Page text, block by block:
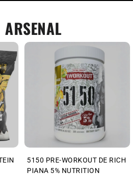
5150 PRE-WORKOUT DE RICH
PIANA 5% NUTRITION